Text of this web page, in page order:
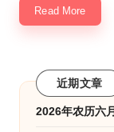
Read More
近期文章
2026年农历六